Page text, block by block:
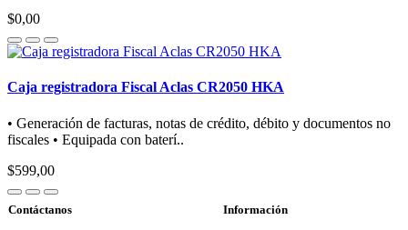
$0,00
Caja registradora Fiscal Aclas CR2050 HKA
• Generación de facturas, notas de crédito, débito y documentos no
fiscales • Equipada con baterí..
$599,00
Contáctanos Información